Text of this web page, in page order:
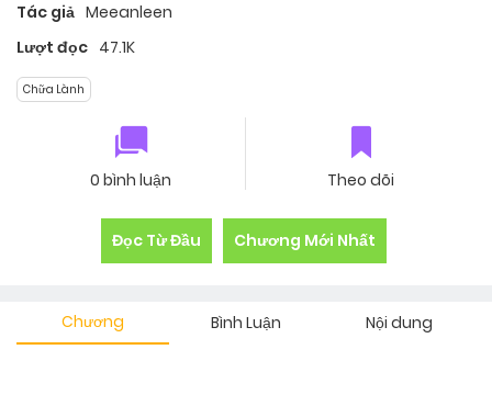
Tác giả Meeanleen
Lượt đọc 47.1K
Chữa Lành
0 bình luận Theo dõi
Đọc Từ Đầu Chương Mới Nhất
Chương Bình Luận Nội dung